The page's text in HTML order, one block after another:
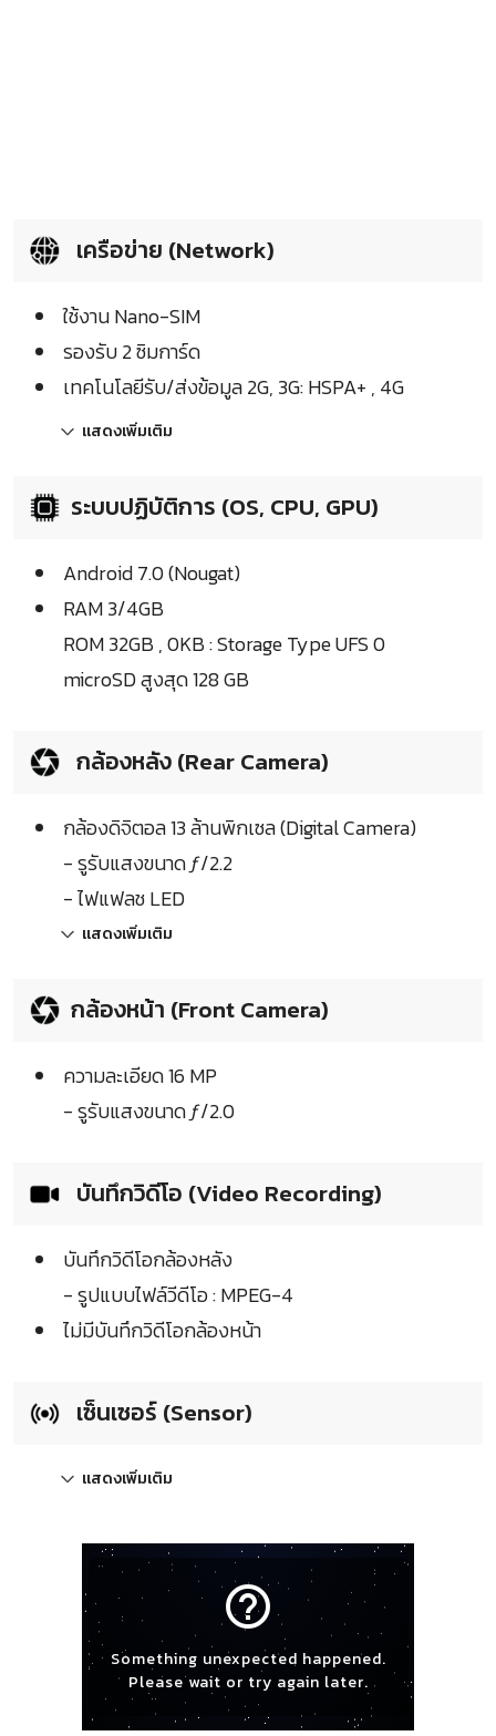
เครือข่าย (Network)
ใช้งาน Nano-SIM
รองรับ 2 ซิมการ์ด
เทคโนโลยีรับ/ส่งข้อมูล 2G, 3G: HSPA+ , 4G
แสดงเพิ่มเติม
ระบบปฏิบัติการ (OS, CPU, GPU)
Android 7.0 (Nougat)
RAM 3/4GB
ROM 32GB , 0KB : Storage Type UFS 0
microSD สูงสุด 128 GB
กล้องหลัง (Rear Camera)
กล้องดิจิตอล 13 ล้านพิกเซล (Digital Camera)
- รูรับแสงขนาด ƒ/2.2
- ไฟแฟลช LED
แสดงเพิ่มเติม
กล้องหน้า (Front Camera)
ความละเอียด 16 MP
- รูรับแสงขนาด ƒ/2.0
บันทึกวิดีโอ (Video Recording)
บันทึกวิดีโอกล้องหลัง
- รูปแบบไฟล์วีดีโอ : MPEG-4
ไม่มีบันทึกวิดีโอกล้องหน้า
เซ็นเซอร์ (Sensor)
แสดงเพิ่มเติม
help_outline
Something unexpected happened.
Please wait or try again later.